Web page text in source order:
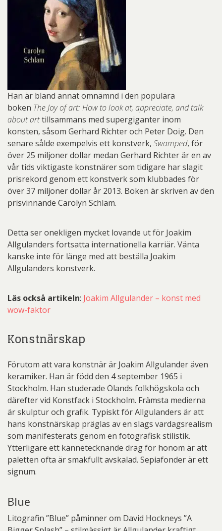
Han är bland annat omnämnd i den populära
boken The Joy of art: How to look at, appreciate, and talk
about arttillsammans med supergiganter inom
konsten, såsom Gerhard Richter och Peter Doig. Den
senare sålde exempelvis ett konstverk, Swamped, för
över 25 miljoner dollar medan Gerhard Richter är en av
vår tids viktigaste konstnärer som tidigare har slagit
prisrekord genom ett konstverk som klubbades för
över 37 miljoner dollar år 2013. Boken är skriven av den
prisvinnande Carolyn Schlam.
Detta ser onekligen mycket lovande ut för Joakim
Allgulanders fortsatta internationella karriär. Vänta
kanske inte för länge med att beställa Joakim
Allgulanders konstverk.
Läs också artikeln: Joakim Allgulander – konst med
wow-faktor
Konstnärskap
Förutom att vara konstnär är Joakim Allgulander även
keramiker. Han är född den 4 september 1965 i
Stockholm. Han studerade Ölands folkhögskola och
därefter vid Konstfack i Stockholm. Främsta medierna
är skulptur och grafik. Typiskt för Allgulanders är att
hans konstnärskap präglas av en slags vardagsrealism
som manifesterats genom en fotografisk stilistik.
Ytterligare ett kännetecknande drag för honom är att
paletten ofta är smakfullt avskalad. Sepiafonder är ett
signum.
Blue
Litografin ”Blue” påminner om David Hockneys ”A